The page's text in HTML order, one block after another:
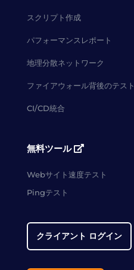
スクリプト作成
パフォーマンスレポート
地理分散ネットワーク
ファイアウォール背後のテスト
CI/CD統合
無料ツール
Webサイト速度テスト
Pingテスト
クライアント ログイン